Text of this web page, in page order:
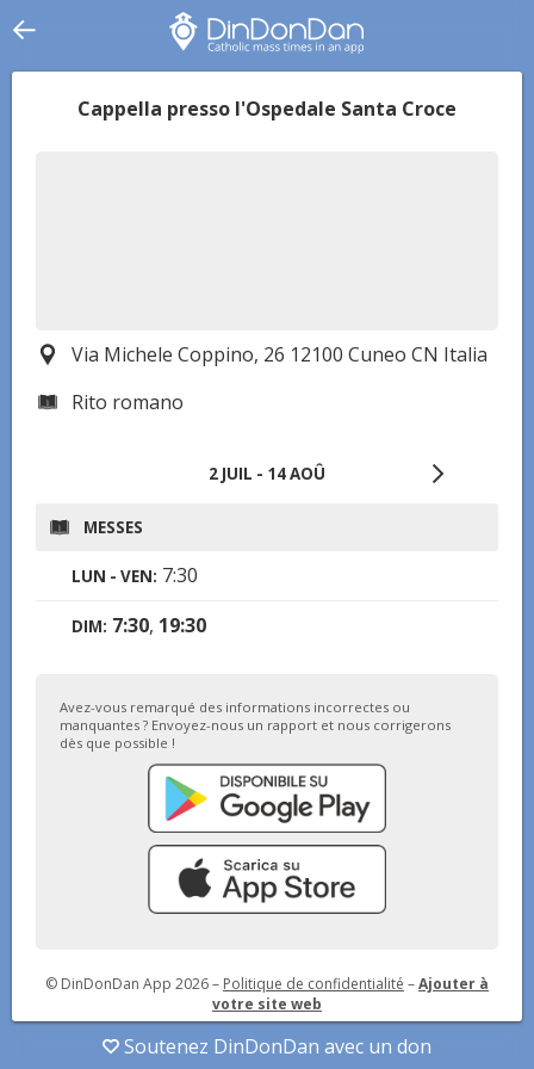
Cappella presso l'Ospedale Santa Croce
Via Michele Coppino, 26 12100 Cuneo CN Italia
Rito romano
2 JUIL - 14 AOÛ
MESSES
LUN - VEN: 7:30
DIM: 7:30, 19:30
Avez-vous remarqué des informations incorrectes ou
manquantes ? Envoyez-nous un rapport et nous corrigerons
dès que possible !
© DinDonDan App 2026– Politique de confidentialité –Ajouter à
votre site web
Soutenez DinDonDan avec un don